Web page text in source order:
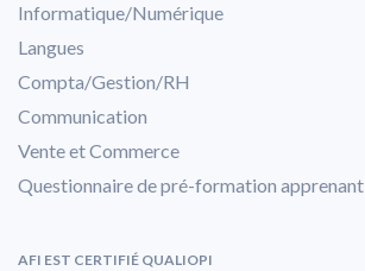
Informatique/Numérique
Langues
Compta/Gestion/RH
Communication
Vente et Commerce
Questionnaire de pré-formation apprenant
AFI EST CERTIFIÉ QUALIOPI